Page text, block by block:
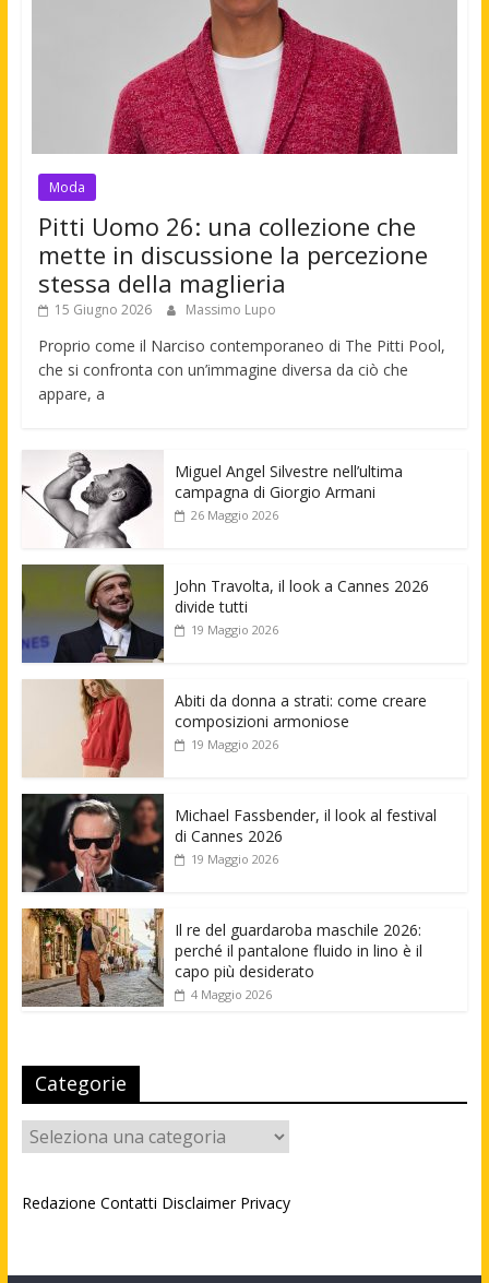
Moda
Pitti Uomo 26: una collezione che
mette in discussione la percezione
stessa della maglieria
15 Giugno 2026 Massimo Lupo
Proprio come il Narciso contemporaneo di The Pitti Pool,
che si confronta con un’immagine diversa da ciò che
appare, a
Miguel Angel Silvestre nell’ultima
campagna di Giorgio Armani
26 Maggio 2026
John Travolta, il look a Cannes 2026
divide tutti
19 Maggio 2026
Abiti da donna a strati: come creare
composizioni armoniose
19 Maggio 2026
Michael Fassbender, il look al festival
di Cannes 2026
19 Maggio 2026
Il re del guardaroba maschile 2026:
perché il pantalone fluido in lino è il
capo più desiderato
4 Maggio 2026
Categorie
Categorie
Redazione Contatti Disclaimer Privacy